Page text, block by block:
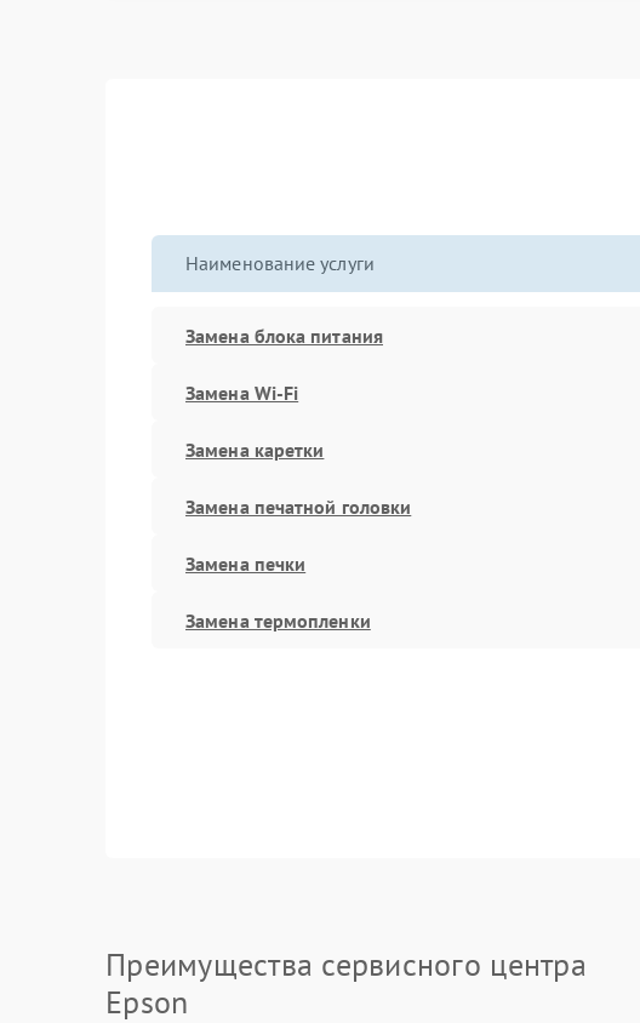
Наименование услуги
Замена блока питания
Замена Wi-Fi
Замена каретки
Замена печатной головки
Замена печки
Замена термопленки
Преимущества сервисного центра
Epson